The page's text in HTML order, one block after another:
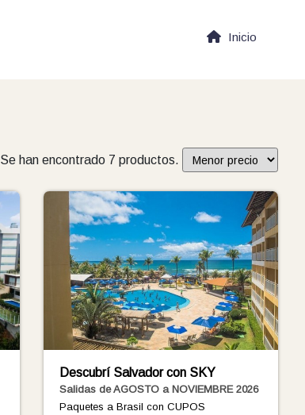
Inicio
Se han encontrado 7 productos.
Descubrí Salvador con SKY
Salidas de AGOSTO a NOVIEMBRE 2026
Paquetes a Brasil con CUPOS